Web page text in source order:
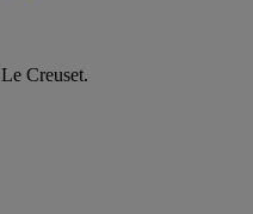
Creuset.